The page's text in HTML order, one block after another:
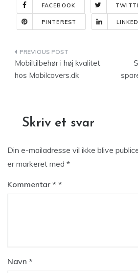
FACEBOOK
PINTEREST
Indlægsnavigation
Mobiltilbehør i høj kvalitet
hos Mobilcovers.dk
Skriv et svar
Din e-mailadresse vil ikke blive
er markeret med *
Kommentar *
Navn *